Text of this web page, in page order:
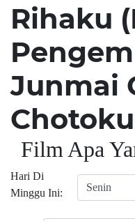
Rihaku
Junmai
Film Apa
Hari Di
Minggu Ini: